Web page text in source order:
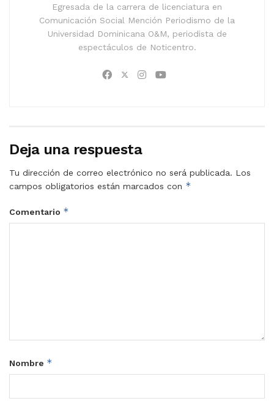
Egresada de la carrera de licenciatura en
Comunicación Social Mención Periodismo de la
Universidad Dominicana O&M, periodista de
espectáculos de Noticentro.
Deja una respuesta
Tu dirección de correo electrónico no será publicada. Los
campos obligatorios están marcados con *
Comentario *
Nombre *